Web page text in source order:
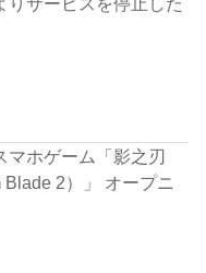
マホゲーム「影之刃
2）」 オープニ